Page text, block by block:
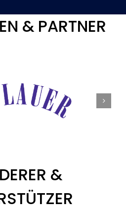
& PARTNER
&